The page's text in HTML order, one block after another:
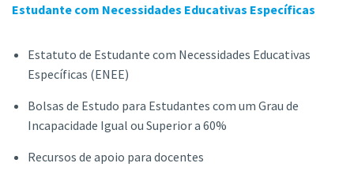
Estudante com Necessidades Educativas Específicas
Estatuto de Estudante com Necessidades Educativas
Específicas (ENEE)
Bolsas de Estudo para Estudantes com um Grau de
Incapacidade Igual ou Superior a 60%
Recursos de apoio para docentes